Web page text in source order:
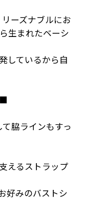
ーズナブルにお
生まれたベーシ
しているから自
脇ラインもすっ
えるストラップ
好みのバストシ